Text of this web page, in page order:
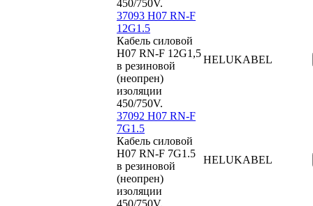
450/750V.
37093 H07 RN-F
12G1.5
Кабель силовой
H07 RN-F 12G1,5
в резиновой
(неопрен)
изоляции
450/750V.
HELUKABEL
37092 H07 RN-F
7G1.5
Кабель силовой
H07 RN-F 7G1.5
в резиновой
(неопрен)
изоляции
450/750V.
HELUKABEL